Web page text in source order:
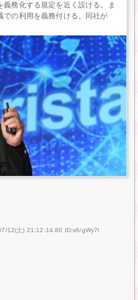
務化する規定を近く設ける。ま
での利用を義務付ける。同社が
12(土) 21:12:14.80 ID:s6/gWy7l